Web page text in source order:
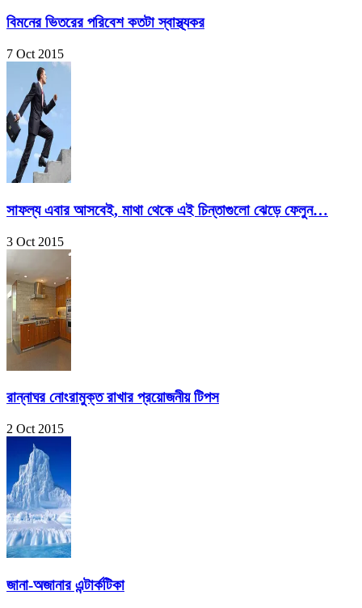
বিমনের ভিতরের পরিবেশ কতটা স্বাস্থ্যকর
7 Oct 2015
সাফল্য এবার আসবেই, মাথা থেকে এই চিন্তাগুলো ঝেড়ে ফেলুন…
3 Oct 2015
রান্নাঘর নোংরামুক্ত রাখার প্রয়োজনীয় টিপস
2 Oct 2015
জানা-অজানার এন্টার্কটিকা